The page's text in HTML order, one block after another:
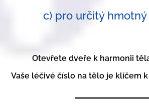
c) pro určitý hmotný
Otevřete dveře k harmonii
Vaše léčivé číslo na tělo je klíčem